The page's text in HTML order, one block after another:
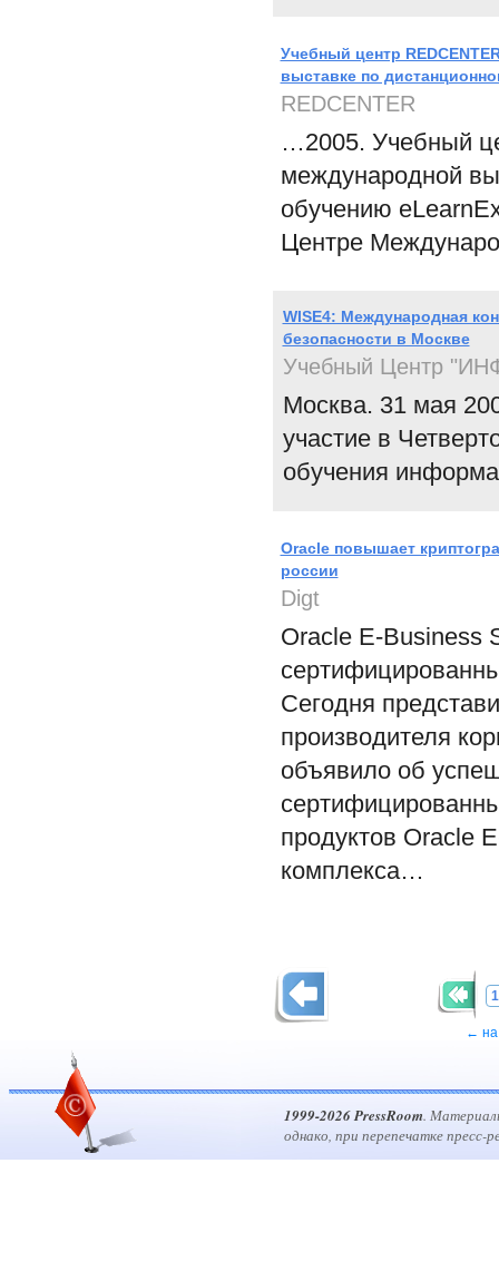
Учебный центр
выставке по
REDCENTER
…2005. Учебный
международной
обучению
Центре
WISE4: Международная
безопасности в Москве
Учебный Центр
Москва. 31 мая
участие в
обучения
Oracle повышает
россии
Digt
Oracle E-Business
Сегодня
производителя
объявило об
продуктов Oracle
комплекса…
← на
1999-2026 PressRoom.
однако, при перепечатке пресс-